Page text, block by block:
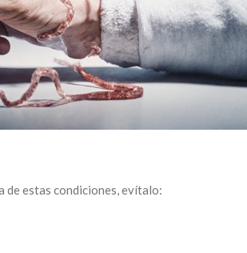
de estas condiciones, evítalo: